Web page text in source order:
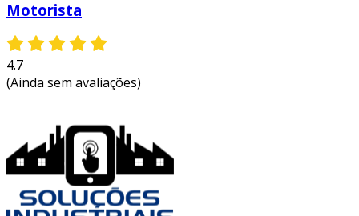
Motorista
4.7
(Ainda sem avaliações)